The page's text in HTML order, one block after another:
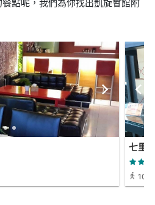
點呢，我們為你找出凱旋會館附
七里
10 分